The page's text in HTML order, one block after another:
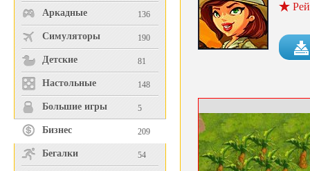
Аркадные 136
Симуляторы 190
Детские 81
Настольные 148
Большие игры 5
Бизнес 209
Бегалки 54